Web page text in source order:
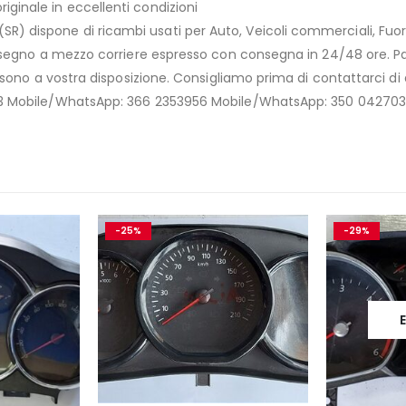
in eccellenti condizioni
dispone di ricambi usati per Auto, Veicoli commerciali,
a mezzo corriere espresso con consegna in 24/48 ore.
a vostra disposizione. Consigliamo prima di contattarci
WhatsApp: 366 2353956 Mobile/WhatsApp: 350
-25% -29%